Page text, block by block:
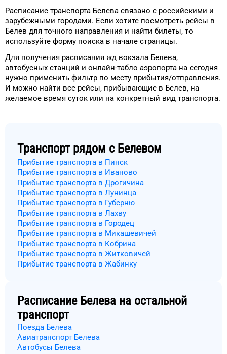
Расписание транспорта Белева связано с российскими и
зарубежными городами. Если хотите посмотреть рейсы в
Белев для точного направления и найти билеты, то
используйте форму поиска в начале страницы.
Для получения расписания жд вокзала Белева,
автобусных станций и онлайн-табло аэропорта на сегодня
нужно применить фильтр по месту прибытия/отправления.
И можно найти все рейсы, прибывающие в Белев, на
желаемое время суток или на конкретный вид транспорта.
Транспорт рядом с Белевом
Прибытие транспорта в Пинск
Прибытие транспорта в Иваново
Прибытие транспорта в Дрогичина
Прибытие транспорта в Лунинца
Прибытие транспорта в Губерню
Прибытие транспорта в Лахву
Прибытие транспорта в Городец
Прибытие транспорта в Микашевичей
Прибытие транспорта в Кобрина
Прибытие транспорта в Житковичей
Прибытие транспорта в Жабинку
Расписание Белева на остальной
транспорт
Поезда Белева
Авиатранспорт Белева
Автобусы Белева